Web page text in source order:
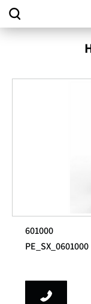
601000
PE_SX_0601000